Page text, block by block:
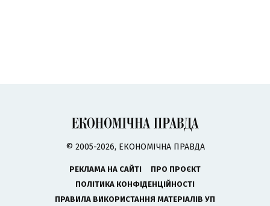
© 2005-2026, ЕКОНОМІЧНА ПРАВДА
РЕКЛАМА НА САЙТІ
ПРО ПРОЄКТ
ПОЛІТИКА КОНФІДЕНЦІЙНОСТІ
ПРАВИЛА ВИКОРИСТАННЯ МАТЕРІАЛІВ УП